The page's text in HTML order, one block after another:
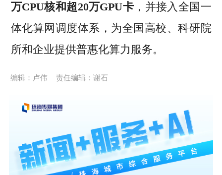
万CPU核和超20万GPU卡 ，并接入全国一
体化算网调度体系，为全国高校、科研院
所和企业提供普惠化算力服务。
编辑：卢伟 责任编辑：谢石